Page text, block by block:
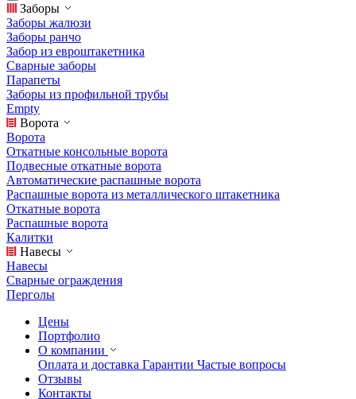
Заборы
Заборы жалюзи
Заборы ранчо
Забор из евроштакетника
Сварные заборы
Парапеты
Заборы из профильной трубы
Empty
Ворота
Ворота
Откатные консольные ворота
Подвесные откатные ворота
Автоматические распашные ворота
Распашные ворота из металлического штакетника
Откатные ворота
Распашные ворота
Калитки
Навесы
Навесы
Сварные ограждения
Перголы
Цены
Портфолио
О компании
Оплата и доставка Гарантии Частые вопросы
Отзывы
Контакты